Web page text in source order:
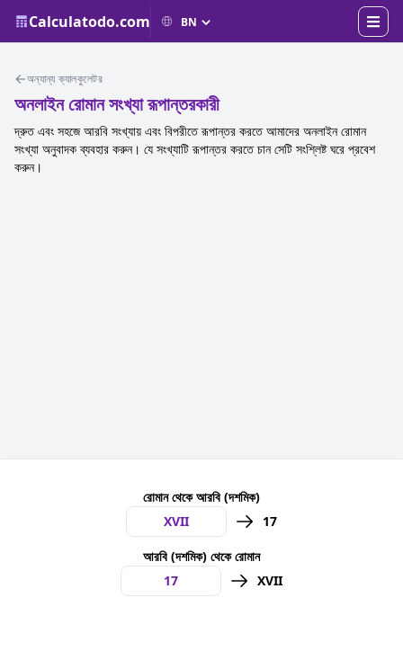
Calculatodo.com
অন্যান্য ক্যালকুলেটর
অনলাইন রোমান সংখ্যা রূপান্তরকারী
দ্রুত এবং সহজে আরবি সংখ্যায় এবং বিপরীতে রূপান্তর করতে আমাদের অনলাইন রোমান
সংখ্যা অনুবাদক ব্যবহার করুন। যে সংখ্যাটি রূপান্তর করতে চান সেটি সংশ্লিষ্ট ঘরে প্রবেশ
করুন।
রোমান থেকে আরবি (দশমিক)
17
আরবি (দশমিক) থেকে রোমান
XVII